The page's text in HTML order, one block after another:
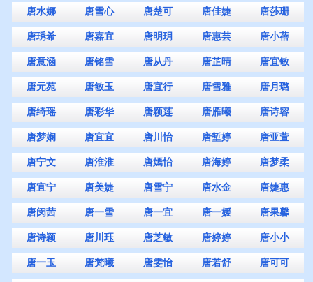
唐水娜 唐雪心 唐楚可 唐佳婕 唐莎珊
唐琇希 唐嘉宜 唐明玥 唐惠芸 唐小蓓
唐意涵 唐铭雪 唐从丹 唐芷晴 唐宜敏
唐元苑 唐敏玉 唐宜行 唐雪雅 唐月璐
唐绮瑶 唐彩华 唐颖莲 唐雁曦 唐诗容
唐梦娴 唐宜宜 唐川怡 唐堑婷 唐亚萱
唐宁文 唐淮淮 唐嫣怡 唐海婷 唐梦柔
唐宜宁 唐美婕 唐雪宁 唐水金 唐婕惠
唐闵茜 唐一雪 唐一宜 唐一媛 唐果馨
唐诗颖 唐川珏 唐芝敏 唐婷婷 唐小小
唐一玉 唐梵曦 唐雯怡 唐若舒 唐可可